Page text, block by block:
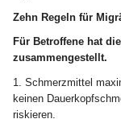
Zehn Regeln für
Für Betroffene hat
zusammengestellt.
1. Schmerzmittel
keinen
riskieren.